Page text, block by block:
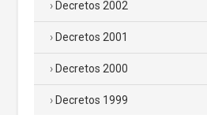
Decretos 2002
Decretos 2001
Decretos 2000
Decretos 1999